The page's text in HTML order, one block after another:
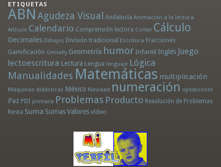
ETIQUETAS
ABN Agudeza Visual Andalucía Animación a la lectura
Artículo Calendario Comprensión lectora Contar Cálculo
Decimales Dibujos División tradicional Escritura Fracciones
Gamificación Genially Geometría humor Infantil Inglés Juego
lectoescritura Lectura Lengua lenguaje Lógica
Manualidades Matemáticas multiplicación
Máquinas didácticas México Navidad numeración operaciones
Paz PDI primaria Problemas Producto Resolución de Problemas
Resta Suma Sumas Valores vídeo